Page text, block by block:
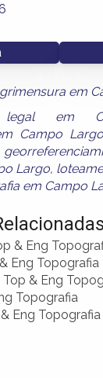
em
legal em
Campo Largo
Largo,
em Campo
& Eng
Eng Topografia
& Eng
Topografia
Eng Topografia